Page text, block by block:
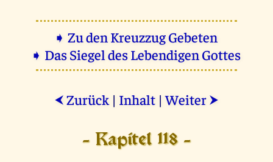
➧ Zu den Kreuzzug Gebeten
➧ Das Siegel des Lebendigen Gottes
⮜ Zurück | Inhalt |Weiter ⮞
- Kapitel 118 -